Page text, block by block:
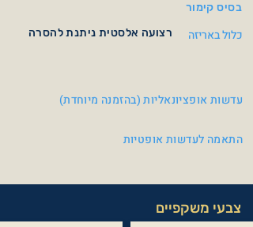
בסיס קימור
רצועה אלסטית ניתנת להסרה
כלול באריזה
עדשות אופציונאליות (בהזמנה מיוחדת)
התאמה לעדשות אופטיות
צבעי משקפיים